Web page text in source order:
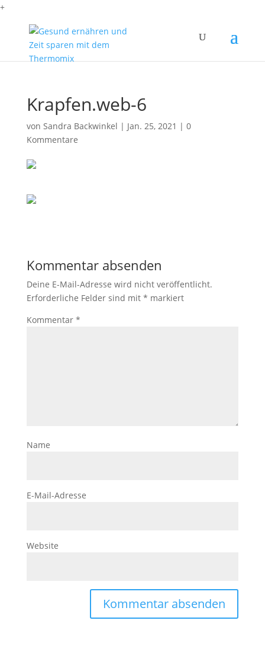
+
Krapfen.web-6
von Sandra Backwinkel | Jan. 25, 2021 | 0
Kommentare
Kommentar absenden
Deine E-Mail-Adresse wird nicht veröffentlicht.
Erforderliche Felder sind mit * markiert
Kommentar *
Name
E-Mail-Adresse
Website